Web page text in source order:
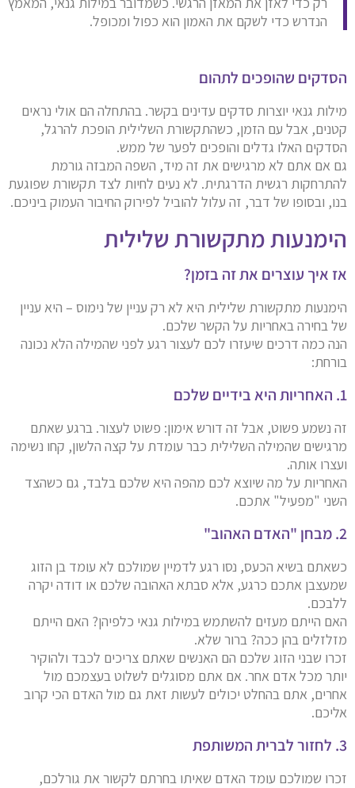
הנדרש כדי לשקם את האמון הוא כפול ומכופל.
הסדקים שהופכים לתהום
מילות גנאי יוצרות סדקים עדינים בקשר. בהתחלה הם אולי נראים
קטנים, אבל עם הזמן, כשהתקשורת השלילית הופכת להרגל,
הסדקים האלו גדלים והופכים לפער של ממש.
גם אם אתם לא מרגישים את זה מיד, השפה המבזה גורמת
להתרחקות רגשית הדרגתית. לא נעים לחיות לצד תקשורת שפוגעת
בנו, ובסופו של דבר, זה עלול להוביל לפירוק החיבור העמוק ביניכם.
הימנעות מתקשורת שלילית
אז איך עוצרים את זה בזמן?
הימנעות מתקשורת שלילית היא לא רק עניין של נימוס – היא עניין
של בחירה באחריות על הקשר שלכם.
הנה כמה דרכים שיעזרו לכם לעצור רגע לפני שהמילה הלא נכונה
בורחת:
1. האחריות היא בידיים שלכם
זה נשמע פשוט, אבל זה דורש אימון: פשוט לעצור. ברגע שאתם
מרגישים שהמילה השלילית כבר עומדת על קצה הלשון, קחו נשימה
ועצרו אותה.
האחריות על מה שיוצא לכם מהפה היא שלכם בלבד, גם כשהצד
השני "מפעיל" אתכם.
2. מבחן "האדם האהוב"
כשאתם בשיא הכעס, נסו רגע לדמיין שמולכם לא עומד בן הזוג
שמעצבן אתכם כרגע, אלא סבתא האהובה שלכם או דודה יקרה
ללבכם.
האם הייתם מעזים להשתמש במילות גנאי כלפיהן? האם הייתם
מזלזלים בהן ככה? ברור שלא.
זכרו שבני הזוג שלכם הם האנשים שאתם צריכים לכבד ולהוקיר
יותר מכל אדם אחר. אם אתם מסוגלים לשלוט בעצמכם מול
אחרים, אתם בהחלט יכולים לעשות זאת גם מול האדם הכי קרוב
אליכם.
3. לחזור לברית המשותפת
זכרו שמולכם עומד האדם שאיתו בחרתם לקשור את גורלכם,